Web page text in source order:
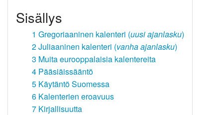
Sisällys
1 Gregoriaaninen kalenteri (uusi ajanlasku)
2Juliaaninen kalenteri (vanha ajanlasku)
3 Muita eurooppalaisia kalentereita
4 Pääsiäissääntö
5 Käytäntö Suomessa
6 Kalenterien eroavuus
7 Kirjallisuutta